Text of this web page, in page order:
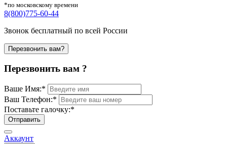
*по московскому времени
8(800)775-60-44
Звонок бесплатный по всей России
Перезвонить вам?
Перезвонить вам ?
Ваше Имя:*
Ваш Телефон:*
Поставьте галочку:*
Отправить
Аккаунт